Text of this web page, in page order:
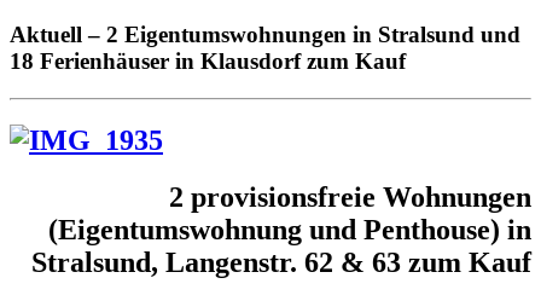
Aktuell – 2 Eigentumswohnungen in Stralsund und
18 Ferienhäuser in Klausdorf zum Kauf
2 provisionsfreie Wohnungen
(Eigentumswohnung und Penthouse) in
Stralsund, Langenstr. 62 & 63 zum Kauf